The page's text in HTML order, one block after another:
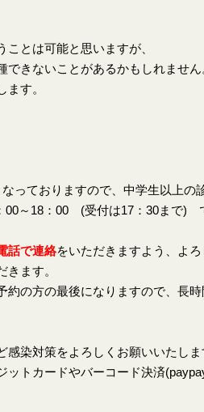
とは可能と思いますが、
きないことがあるかもしれません
す。
っておりますので、中学生以上の
～18：00 (受付は17：30まで)
話で連絡をいただきますよう、よろ
ます。
約の方の最後になりますので、長
染対策をよろしくお願いいたしま
ットカードやバーコード決済